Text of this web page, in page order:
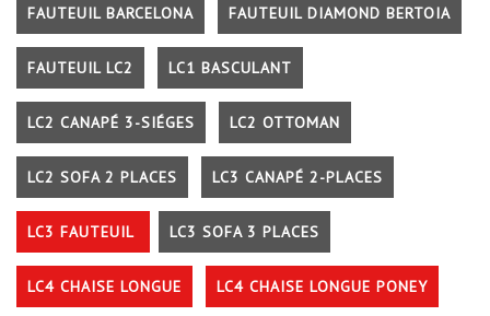
FAUTEUIL BARCELONA FAUTEUIL DIAMOND BERTOIA
FAUTEUIL LC2 LC1 BASCULANT
LC2 CANAPÉ 3-SIÉGES LC2 OTTOMAN
LC2 SOFA 2 PLACES LC3 CANAPÉ 2-PLACES
LC3 FAUTEUIL LC3 SOFA 3 PLACES
LC4 CHAISE LONGUE LC4 CHAISE LONGUE PONEY